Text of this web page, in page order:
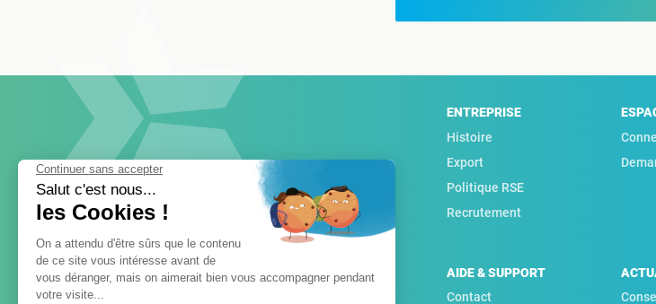
ENTREPRISE
Histoire
Export
Politique RSE
Recrutement
AIDE & SUPPORT
Contact